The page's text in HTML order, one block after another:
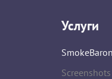
Услуги
SmokeBaron
Screenshots